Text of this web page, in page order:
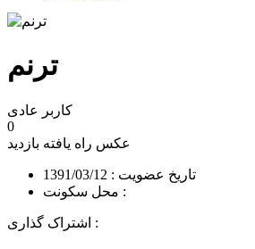
ترنم
کاربر عادی
0
عکس راه یافته بازدید
تاریخ عضویت : 1391/03/12
محل سکونت :
اشتراک گذاری :